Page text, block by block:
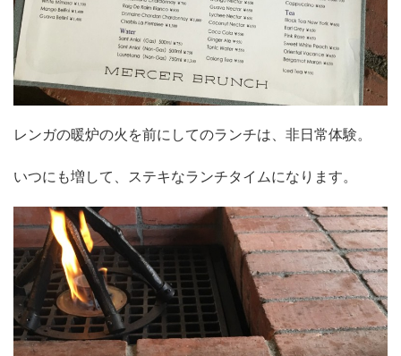
レンガの暖炉の火を前にしてのランチは、非日常体験。
いつにも増して、ステキなランチタイムになります。